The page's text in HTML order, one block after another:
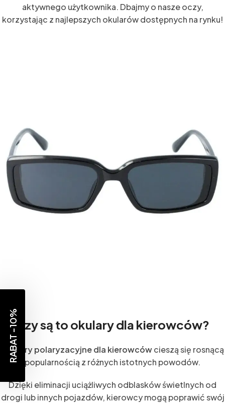
aktywnego użytkownika. Dbajmy o nasze oczy,
korzystając z najlepszych okularów dostępnych na rynku!
Czy są to okulary dla kierowców?
Okulary polaryzacyjne dla kierowcówcieszą się rosnącą
popularnością z różnych istotnych powodów.
Dzięki eliminacji uciążliwych odblasków świetlnych od
drogi lub innych pojazdów, kierowcy mogą poprawić swój
RABAT -10%